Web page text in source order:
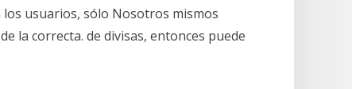
usuarios, sólo Nosotros mismos
la correcta. de divisas, entonces puede